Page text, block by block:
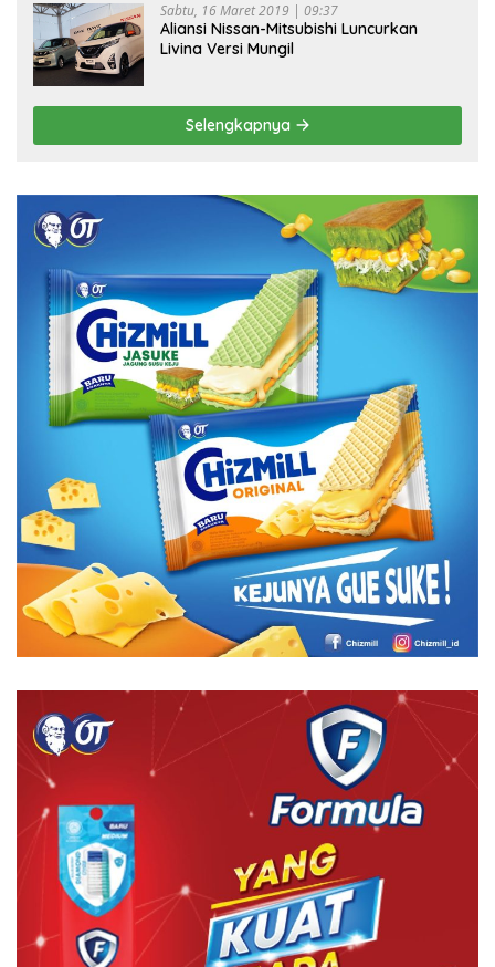
Sabtu, 16 Maret 2019 | 09:37
Aliansi Nissan-Mitsubishi Luncurkan
Livina Versi Mungil
Selengkapnya